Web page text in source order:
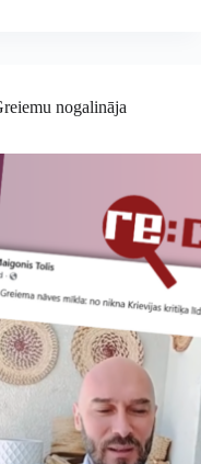
nogalināja